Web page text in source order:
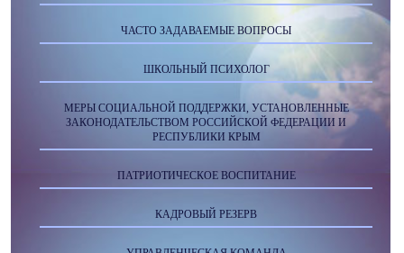
ЧАСТО ЗАДАВАЕМЫЕ ВОПРОСЫ
ШКОЛЬНЫЙ ПСИХОЛОГ
МЕРЫ СОЦИАЛЬНОЙ ПОДДЕРЖКИ, УСТАНОВЛЕННЫЕ
ЗАКОНОДАТЕЛЬСТВОМ РОССИЙСКОЙ ФЕДЕРАЦИИ И
РЕСПУБЛИКИ КРЫМ
ПАТРИОТИЧЕСКОЕ ВОСПИТАНИЕ
КАДРОВЫЙ РЕЗЕРВ